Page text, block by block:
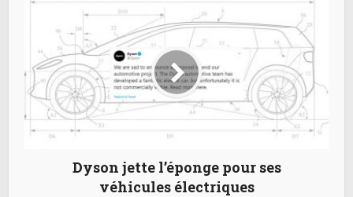
Dyson jette l’éponge pour ses
véhicules électriques